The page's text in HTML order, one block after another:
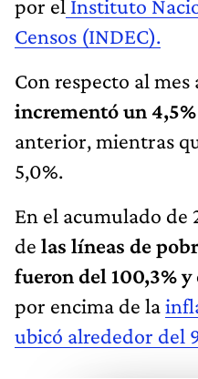
por el Instituto
Censos (INDEC).
Con respecto al
incrementó un 4,5%
anterior, mientras
5,0%.
En el acumulado de
de las líneas de
fueron del 100,3% y
por encima de la
ubicó alrededor del